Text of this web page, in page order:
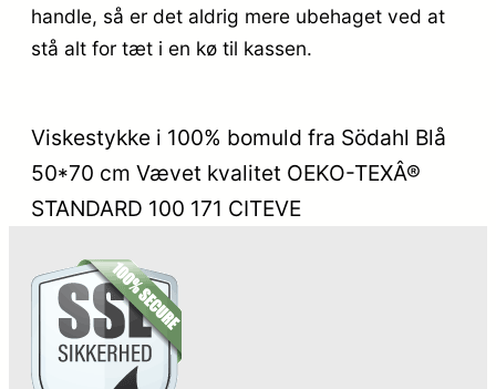
handle, så er det aldrig mere ubehaget ved at
stå alt for tæt i en kø til kassen.
Viskestykke i 100% bomuld fra Södahl Blå
50*70 cm Vævet kvalitet OEKO-TEXÂ®
STANDARD 100 171 CITEVE